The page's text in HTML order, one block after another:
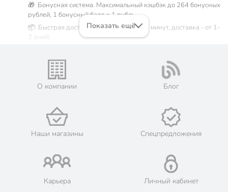
🎁 Бонусная система. Максимальный кэшбэк до 264 бонусных
рублей, 1 бонусный балл = 1 рубль.
📦 Быстрая доставка. Самовывоз от 60 минут, доставка - от 1-
2 дней.
Жители Московской области могут сделать заказ и оплатить
его онлайн на официальном сайте сети магазинов Порядок.
💳 Оплата: онлайн на сайте интернет-гипермаркета или
🛍 Скидки, акции, распродажи каждый день!
📜 Только оригинальная продукция. Интернет-гипермаркет
Порядок - официальный представитель ведущих мировых
марок.
Показать ещё
О компании Блог
Наши магазины Спецпредложения
Карьера Личный кабинет